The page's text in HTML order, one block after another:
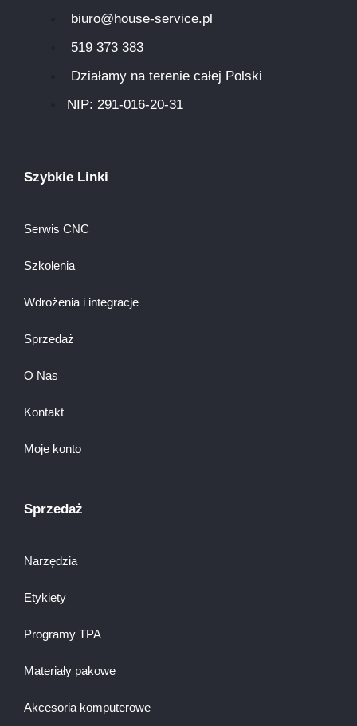
biuro@house-service.pl
519 373 383
Działamy na terenie całej Polski
NIP: 291-016-20-31​
Szybkie Linki
Serwis CNC
Szkolenia
Wdrożenia i integracje
Sprzedaż
O Nas
Kontakt
Moje konto
Sprzedaż
Narzędzia
Etykiety
Programy TPA
Materiały pakowe
Akcesoria komputerowe